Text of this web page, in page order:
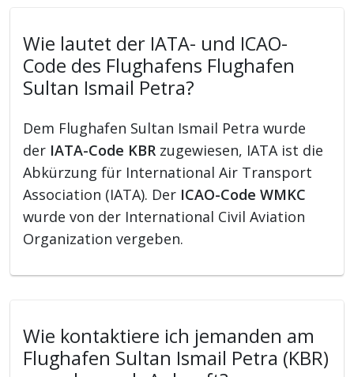
Wie lautet der IATA- und ICAO-
Code des Flughafens Flughafen
Sultan Ismail Petra?
Dem Flughafen Sultan Ismail Petra wurde
der IATA-Code KBR zugewiesen, IATA ist die
Abkürzung für International Air Transport
Association (IATA). Der ICAO-Code WMKC
wurde von der International Civil Aviation
Organization vergeben.
Wie kontaktiere ich jemanden am
Flughafen Sultan Ismail Petra (KBR)